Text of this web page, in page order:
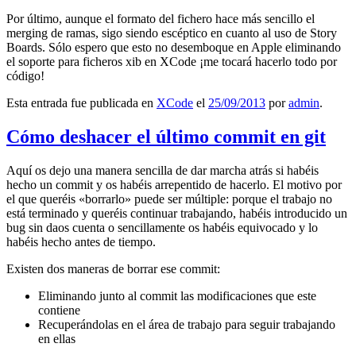
Por último, aunque el formato del fichero hace más sencillo el
merging de ramas, sigo siendo escéptico en cuanto al uso de Story
Boards. Sólo espero que esto no desemboque en Apple eliminando
el soporte para ficheros xib en XCode ¡me tocará hacerlo todo por
código!
Esta entrada fue publicada en XCode el 25/09/2013 poradmin.
Cómo deshacer el último commit en git
Aquí os dejo una manera sencilla de dar marcha atrás si habéis
hecho un commit y os habéis arrepentido de hacerlo. El motivo por
el que queréis «borrarlo» puede ser múltiple: porque el trabajo no
está terminado y queréis continuar trabajando, habéis introducido un
bug sin daos cuenta o sencillamente os habéis equivocado y lo
habéis hecho antes de tiempo.
Existen dos maneras de borrar ese commit:
Eliminando junto al commit las modificaciones que este
contiene
Recuperándolas en el área de trabajo para seguir trabajando
en ellas